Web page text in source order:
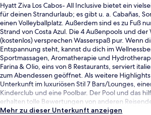
Hyatt Ziva Los Cabos- All Inclusive bietet ein
für deinen Strandurlaub; es gibt u. a. Cabañas,
einen Volleyballplatz. Außerdem sind es zu Fuß
Strand von Costa Azul. Die 4 Außenpools und der
(kostenlos) versprechen Wasserspaß pur. Wenn
Entspannung steht, kannst du dich im
Sportmassagen, Aromatherapie und
Farina & Olio, eins von 8 Restaurants, serviert
zum Abendessen geöffnet. Als weitere
Unterkunft im luxuriösen Stil 7 Bars/Lounges,
Kinderclub und eine Poolbar. Der Pool und das
erhalten tolle Bewertungen von anderen
Mehr zu dieser Unterkunft anzeigen